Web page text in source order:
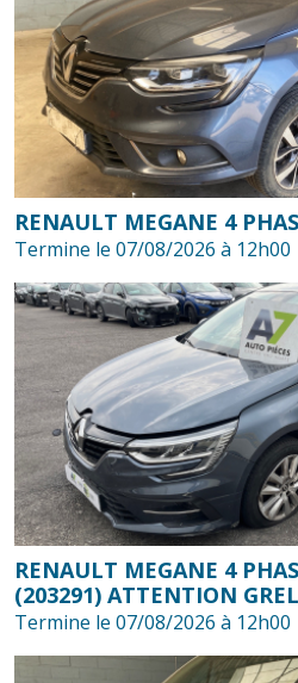
RENAULT MEGANE 4
Termine le 07/08/2026 à 12h00
RENAULT MEGANE 4
(203291) ATTENTION
Termine le 07/08/2026 à 12h00